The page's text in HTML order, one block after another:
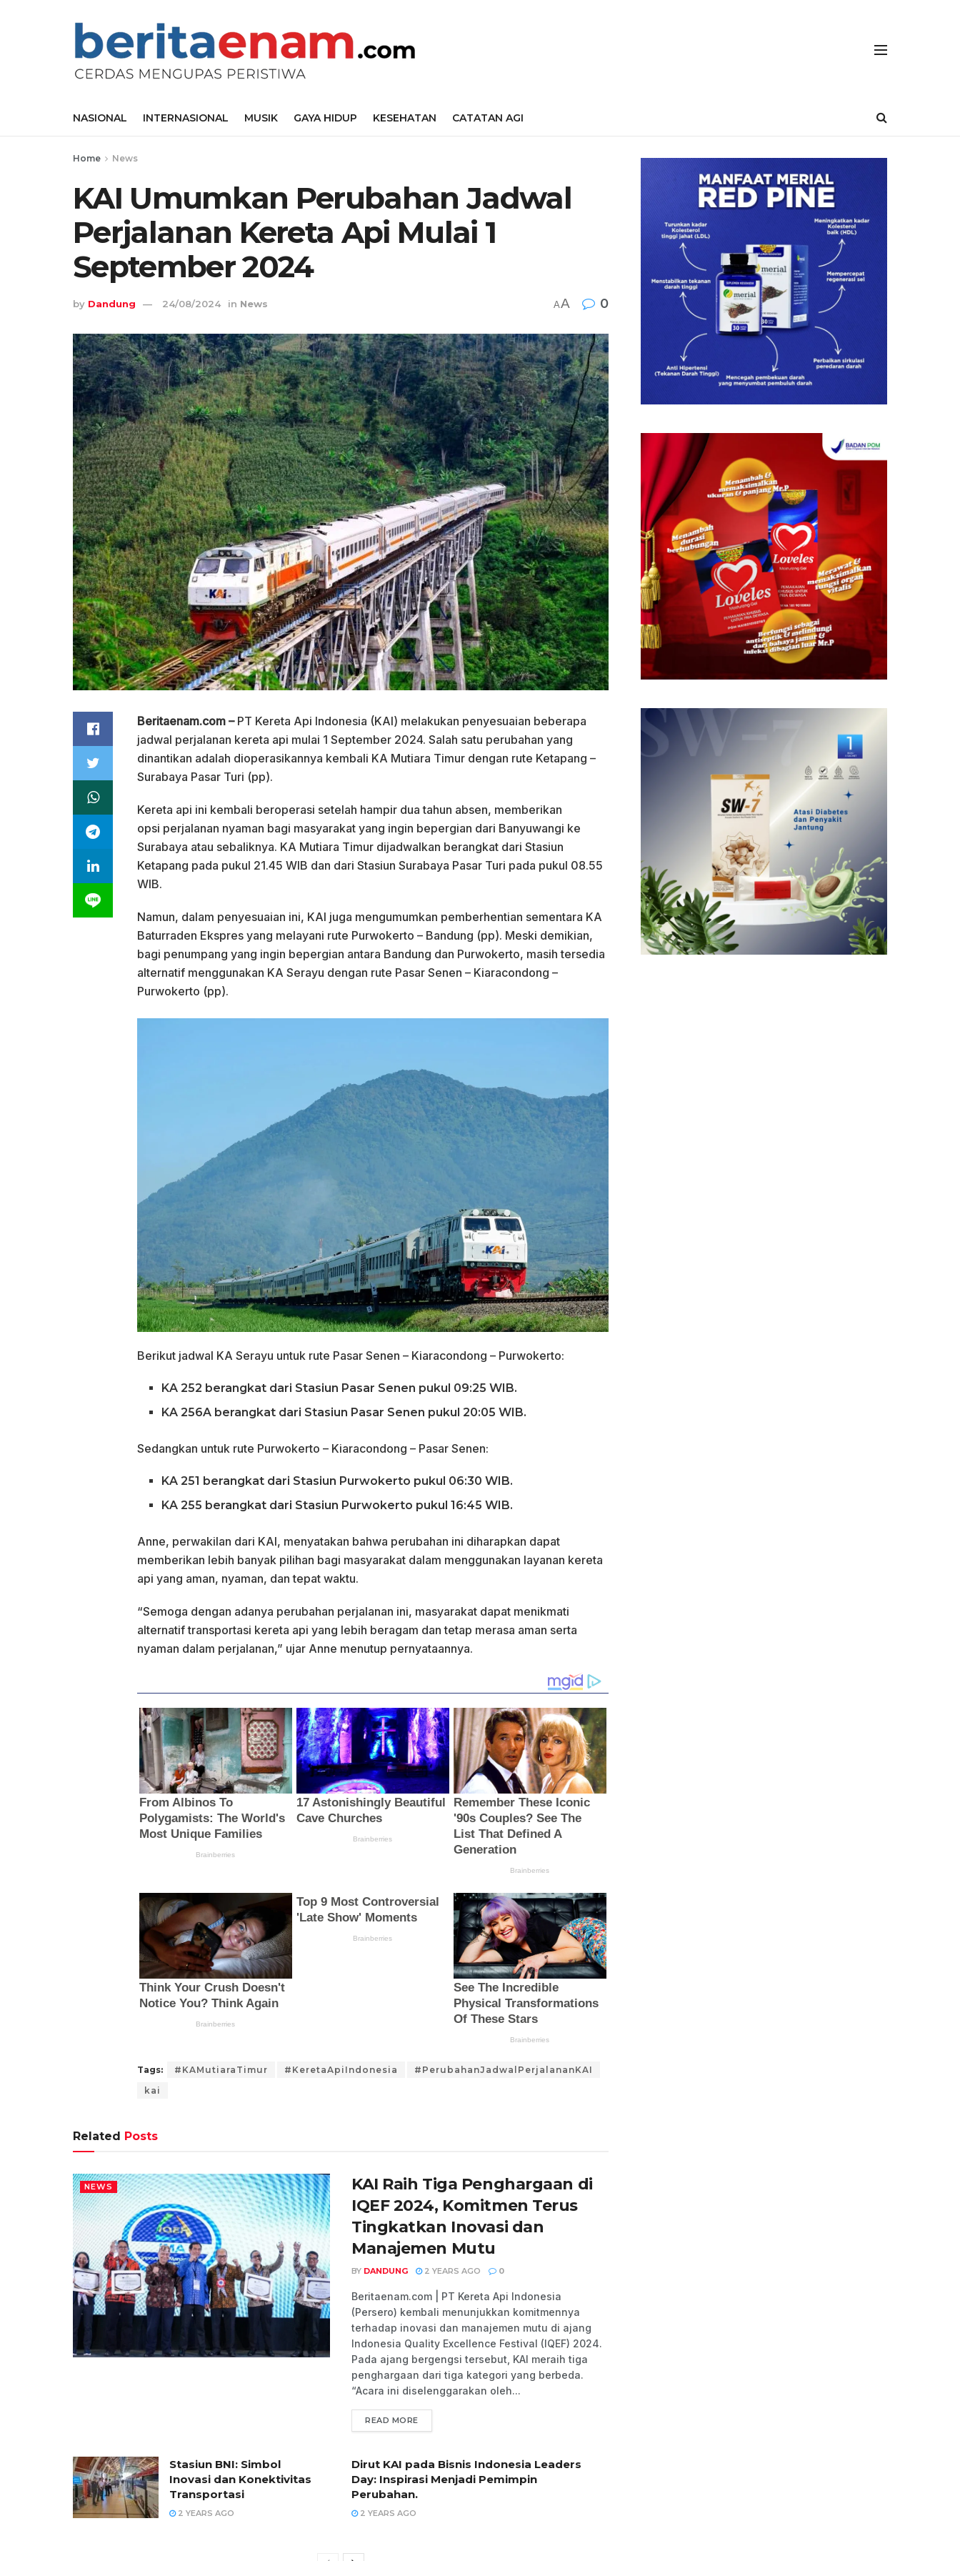
NASIONAL INTERNASIONAL MUSIK GAYA HIDUP KESEHATAN CATATAN AGI
Home News
KAI Umumkan Perubahan Jadwal
Perjalanan Kereta Api Mulai 1
September 2024
by Dandung 24/08/2024 in News AA 0
Beritaenam.com –PT Kereta Api Indonesia (KAI) melakukan penyesuaian beberapa
jadwal perjalanan kereta api mulai 1 September 2024. Salah satu perubahan yang
dinantikan adalah dioperasikannya kembali KA Mutiara Timur dengan rute Ketapang –
Surabaya Pasar Turi (pp).
Kereta api ini kembali beroperasi setelah hampir dua tahun absen, memberikan
opsi perjalanan nyaman bagi masyarakat yang ingin bepergian dari Banyuwangi ke
Surabaya atau sebaliknya. KA Mutiara Timur dijadwalkan berangkat dari Stasiun
Ketapang pada pukul 21.45 WIB dan dari Stasiun Surabaya Pasar Turi pada pukul 08.55
WIB.
Namun, dalam penyesuaian ini, KAI juga mengumumkan pemberhentian sementara KA
Baturraden Ekspres yang melayani rute Purwokerto – Bandung (pp). Meski demikian,
bagi penumpang yang ingin bepergian antara Bandung dan Purwokerto, masih tersedia
alternatif menggunakan KA Serayu dengan rute Pasar Senen – Kiaracondong –
Purwokerto (pp).
Berikut jadwal KA Serayu untuk rute Pasar Senen – Kiaracondong – Purwokerto:
KA 252 berangkat dari Stasiun Pasar Senen pukul 09:25 WIB.
KA 256A berangkat dari Stasiun Pasar Senen pukul 20:05 WIB.
Sedangkan untuk rute Purwokerto – Kiaracondong – Pasar Senen:
KA 251 berangkat dari Stasiun Purwokerto pukul 06:30 WIB.
KA 255 berangkat dari Stasiun Purwokerto pukul 16:45 WIB.
Anne, perwakilan dari KAI, menyatakan bahwa perubahan ini diharapkan dapat
memberikan lebih banyak pilihan bagi masyarakat dalam menggunakan layanan kereta
api yang aman, nyaman, dan tepat waktu.
“Semoga dengan adanya perubahan perjalanan ini, masyarakat dapat menikmati
alternatif transportasi kereta api yang lebih beragam dan tetap merasa aman serta
nyaman dalam perjalanan,” ujar Anne menutup pernyataannya.
Tags: #KAMutiaraTimur #KeretaApiIndonesia
#PerubahanJadwalPerjalananKAI
kai
Related Posts
NEWS
KAI Raih Tiga Penghargaan di
IQEF 2024, Komitmen Terus
Tingkatkan Inovasi dan
Manajemen Mutu
BY DANDUNG 2 YEARS AGO 0
Beritaenam.com | PT Kereta Api Indonesia
(Persero) kembali menunjukkan komitmennya
terhadap inovasi dan manajemen mutu di ajang
Indonesia Quality Excellence Festival (IQEF) 2024.
Pada ajang bergengsi tersebut, KAI meraih tiga
penghargaan dari tiga kategori yang berbeda.
“Acara ini diselenggarakan oleh...
READ MORE
Stasiun BNI: Simbol
Inovasi dan Konektivitas
Transportasi
2 YEARS AGO
Dirut KAI pada Bisnis Indonesia Leaders
Day: Inspirasi Menjadi Pemimpin
Perubahan.
2 YEARS AGO